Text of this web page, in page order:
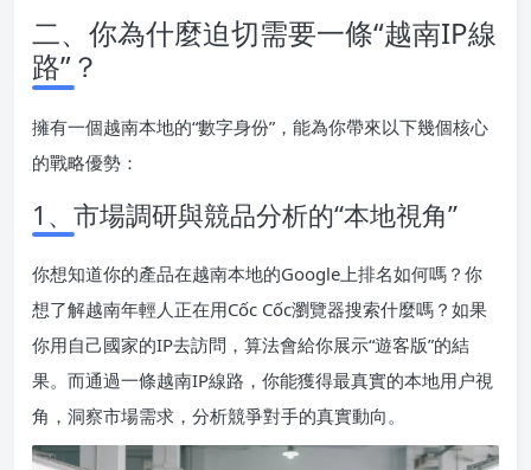
二、你為什麼迫切需要一條“越南IP線
路”？
擁有一個越南本地的“數字身份”，能為你帶來以下幾個核心
的戰略優勢：
1、市場調研與競品分析的“本地視角”
你想知道你的產品在越南本地的Google上排名如何嗎？你
想了解越南年輕人正在用Cốc Cốc瀏覽器搜索什麼嗎？如果
你用自己國家的IP去訪問，算法會給你展示“遊客版”的結
果。而通過一條越南IP線路，你能獲得最真實的本地用户視
角，洞察市場需求，分析競爭對手的真實動向。